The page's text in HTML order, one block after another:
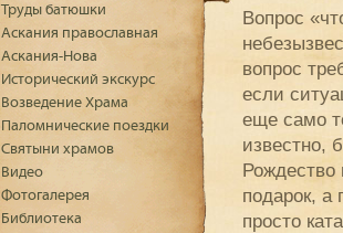
Вопрос
вопрос
если
еще само
известно,
подарок, а
просто
Труды батюшки
Аскания православная
Аскания-Нова
Исторический экскурс
Возведение Храма
Паломнические поездки
Святыни храмов
Видео
Фотогалерея
Библиотека